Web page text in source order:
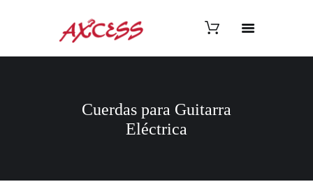
Cuerdas para Guitarra
Eléctrica